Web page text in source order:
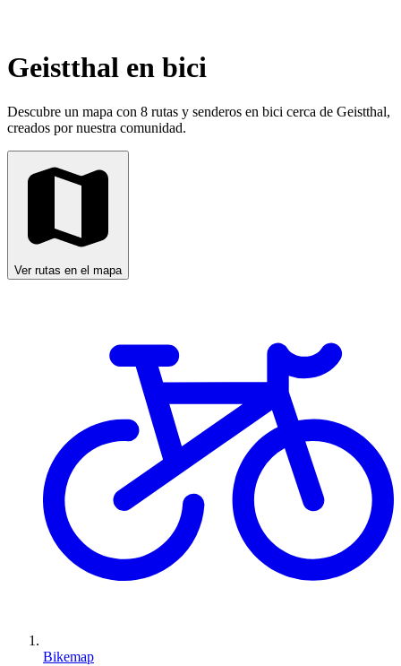
Geistthal en bici
Descubre un mapa con 8 rutas y senderos en bici cerca de Geistthal,
creados por nuestra comunidad.
Ver rutas en el mapa
Bikemap